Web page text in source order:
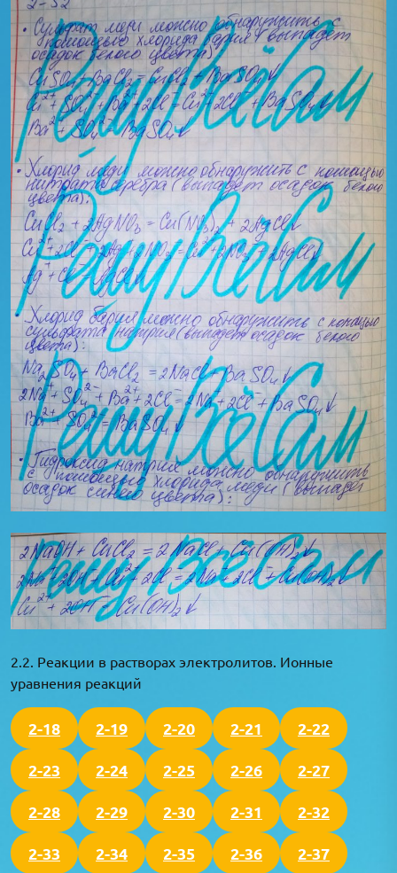
2.2. Реакции в растворах электролитов. Ионные
уравнения реакций
2-18 2-19 2-20 2-21 2-22
2-23 2-24 2-25 2-26 2-27
2-28 2-29 2-30 2-31 2-32
2-33 2-34 2-35 2-36 2-37